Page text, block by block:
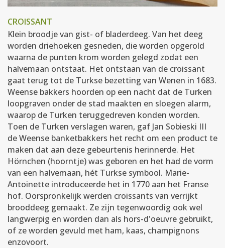
CROISSANT
Klein broodje van gist- of bladerdeeg. Van het deeg
worden driehoeken gesneden, die worden opgerold
waarna de punten krom worden gelegd zodat een
halvemaan ontstaat. Het ontstaan van de croissant
gaat terug tot de Turkse bezetting van Wenen in 1683.
Weense bakkers hoorden op een nacht dat de Turken
loopgraven onder de stad maakten en sloegen alarm,
waarop de Turken teruggedreven konden worden.
Toen de Turken verslagen waren, gaf Jan Sobieski III
de Weense banketbakkers het recht om een product te
maken dat aan deze gebeurtenis herinnerde. Het
Hörnchen (hoorntje) was geboren en het had de vorm
van een halvemaan, hét Turkse symbool. Marie-
Antoinette introduceerde het in 1770 aan het Franse
hof. Oorspronkelijk werden croissants van verrijkt
brooddeeg gemaakt. Ze zijn tegenwoordig ook wel
langwerpig en worden dan als hors-d'oeuvre gebruikt,
of ze worden gevuld met ham, kaas, champignons
enzovoort.